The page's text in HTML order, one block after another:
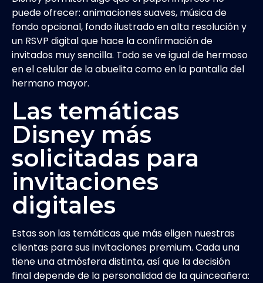
puede ofrecer: animaciones suaves, música de
fondo opcional, fondo ilustrado en alta resolución y
un RSVP digital que hace la confirmación de
invitados muy sencilla. Todo se ve igual de hermoso
en el celular de la abuelita como en la pantalla del
hermano mayor.
Las temáticas
Disney más
solicitadas para
invitaciones
digitales
Estas son las temáticas que más eligen nuestras
clientas para sus invitaciones premium. Cada una
tiene una atmósfera distinta, así que la decisión
final depende de la personalidad de la quinceañera: